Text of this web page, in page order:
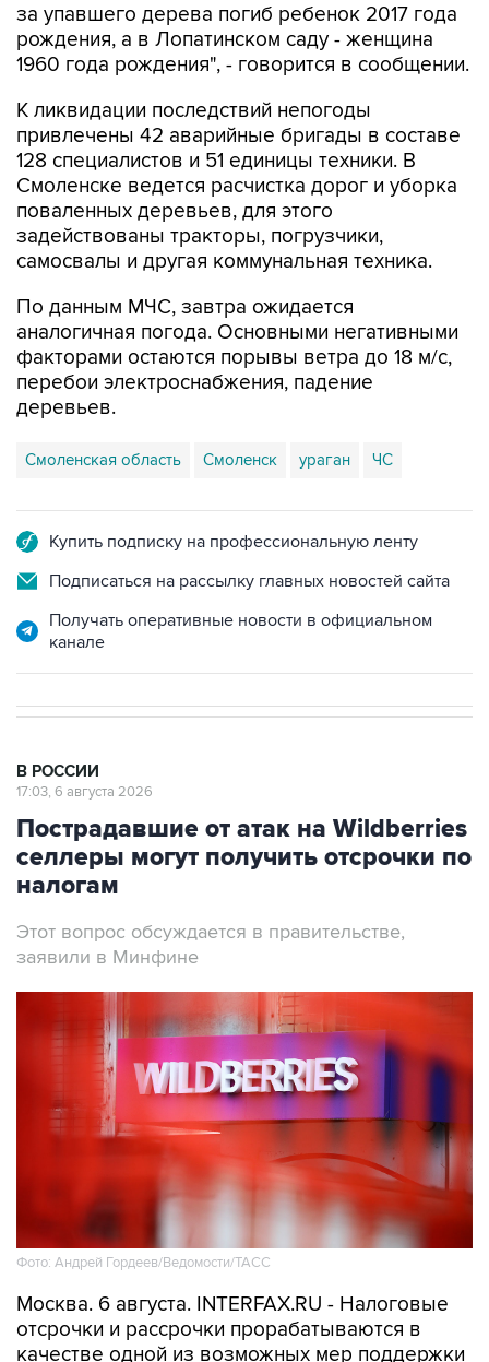
за упавшего дерева погиб ребенок 2017 года
рождения, а в Лопатинском саду - женщина
1960 года рождения", - говорится в сообщении.
К ликвидации последствий непогоды
привлечены 42 аварийные бригады в составе
128 специалистов и 51 единицы техники. В
Смоленске ведется расчистка дорог и уборка
поваленных деревьев, для этого
задействованы тракторы, погрузчики,
самосвалы и другая коммунальная техника.
По данным МЧС, завтра ожидается
аналогичная погода. Основными негативными
факторами остаются порывы ветра до 18 м/с,
перебои электроснабжения, падение
деревьев.
Смоленская область Смоленск ураган ЧС
Купить подписку на профессиональную ленту
Подписаться на рассылку главных новостей сайта
Получать оперативные новости в официальном
канале
В РОССИИ
17:03, 6 августа 2026
Пострадавшие от атак на Wildberries
селлеры могут получить отсрочки по
налогам
Этот вопрос обсуждается в правительстве,
заявили в Минфине
Фото: Андрей Гордеев/Ведомости/ТАСС
Москва. 6 августа. INTERFAX.RU - Налоговые
отсрочки и рассрочки прорабатываются в
качестве одной из возможных мер поддержки